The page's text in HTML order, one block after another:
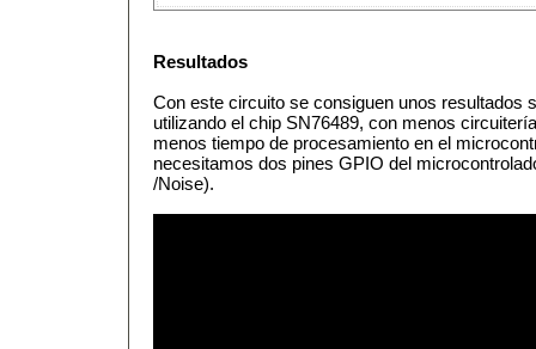
Resultados
Con este circuito se consiguen unos resultados
utilizando el chip SN76489, con menos
menos tiempo de procesamiento en el
necesitamos dos pines GPIO del
/Noise).